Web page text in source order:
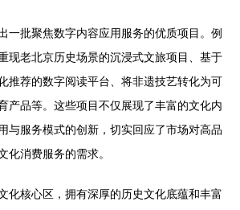
一批聚焦数字内容应用服务的优质项目。例
现老北京历史场景的沉浸式文旅项目、基于
推荐的数字阅读平台、将非遗技艺转化为可
产品等。这些项目不仅展现了丰富的文化内
与服务模式的创新，切实回应了市场对高品
化消费服务的需求。
化核心区，拥有深厚的历史文化底蕴和丰富